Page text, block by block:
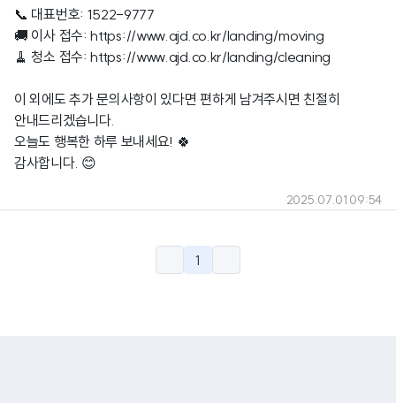
📞 대표번호: 1522-9777
🚚 이사 접수:https://www.ajd.co.kr/landing/moving
🧹 청소 접수:https://www.ajd.co.kr/landing/cleaning
이 외에도 추가 문의사항이 있다면 편하게 남겨주시면 친절히
안내드리겠습니다.
오늘도 행복한 하루 보내세요! 🍀
감사합니다. 😊
2025.07.01 09:54
1